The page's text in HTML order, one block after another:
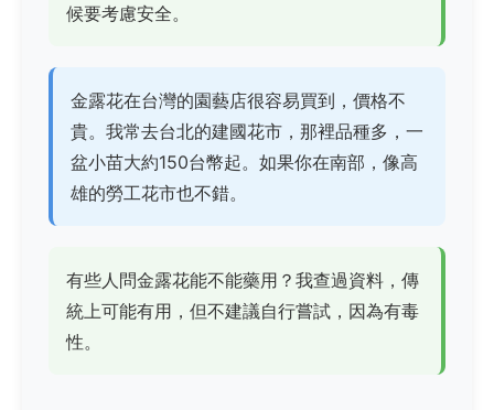
候要考慮安全。
金露花在台灣的園藝店很容易買到，價格不
貴。我常去台北的建國花市，那裡品種多，一
盆小苗大約150台幣起。如果你在南部，像高
雄的勞工花市也不錯。
有些人問金露花能不能藥用？我查過資料，傳
統上可能有用，但不建議自行嘗試，因為有毒
性。